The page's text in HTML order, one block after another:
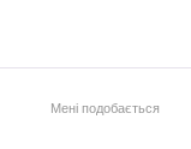
Мені подобається